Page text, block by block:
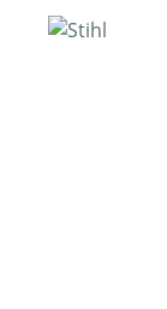
Bildergalerie